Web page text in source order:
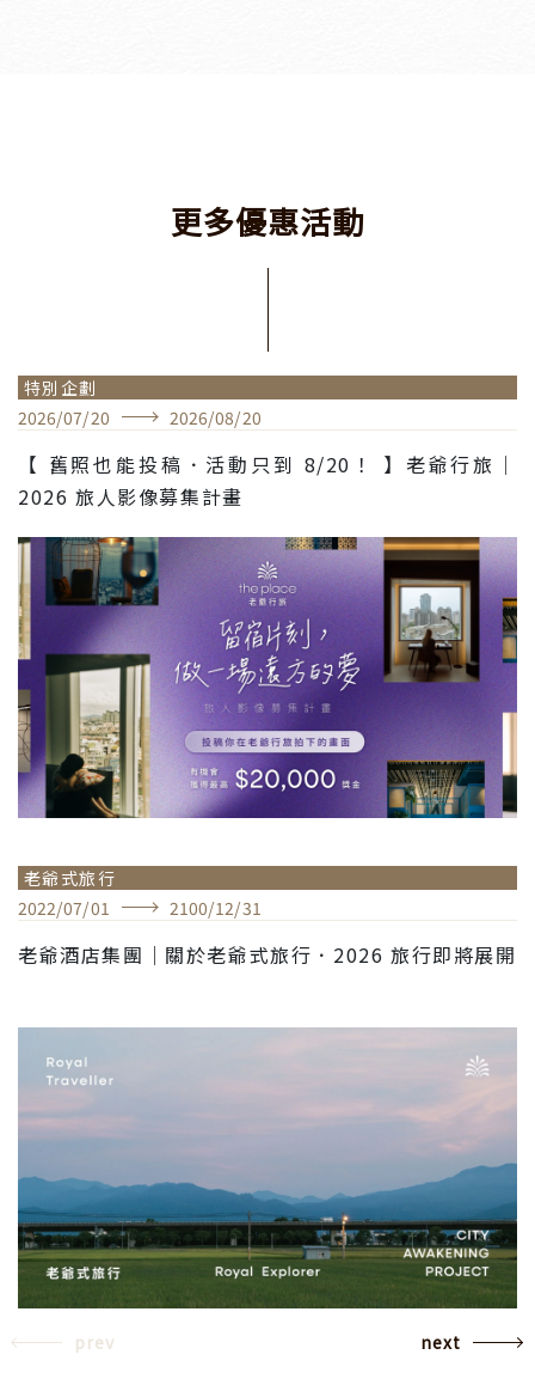
更多優惠活動
特別企劃
2026/07/20 2026/08/20
【 舊照也能投稿．活動只到 8/20！ 】老爺行旅｜
2026 旅人影像募集計畫
老爺式旅行
2022/07/01 2100/12/31
老爺酒店集團｜關於老爺式旅行．2026 旅行即將展開
prev next